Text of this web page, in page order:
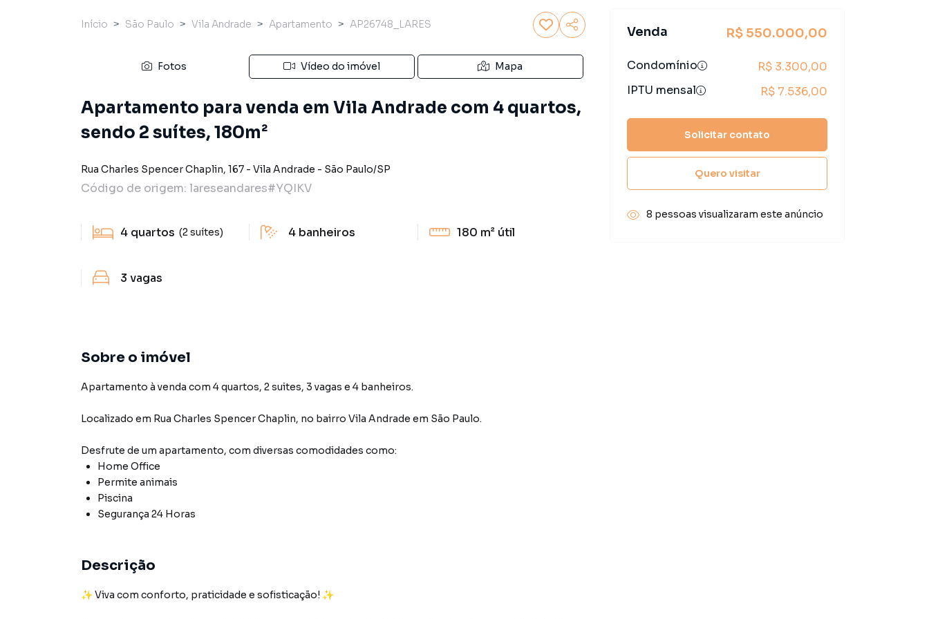
Início São Paulo Vila Andrade Apartamento AP26748_LARES
Fotos Vídeo do imóvel Mapa
Apartamento para venda em Vila Andrade com 4 quartos,
sendo 2 suítes, 180m²
Rua Charles Spencer Chaplin, 167 - Vila Andrade - São Paulo/SP
Código de origem: lareseandares#YQIKV
4 quartos (2 suítes) 4 banheiros 180 m² útil
3 vagas
Sobre o imóvel
Apartamento à venda com 4 quartos, 2 suites, 3 vagas e 4 banheiros.
Localizado em Rua Charles Spencer Chaplin, no bairro Vila Andrade em São Paulo.
Desfrute de um apartamento, com diversas comodidades como:
Home Office
Permite animais
Piscina
Segurança 24 Horas
Descrição
✨ Viva com conforto, praticidade e sofisticação! ✨
Venda R$ 550.000,00
Condomínio
R$ 3.300,00
IPTU mensal
R$ 7.536,00
Solicitar contato
Quero visitar
8 pessoas visualizaram este anúncio